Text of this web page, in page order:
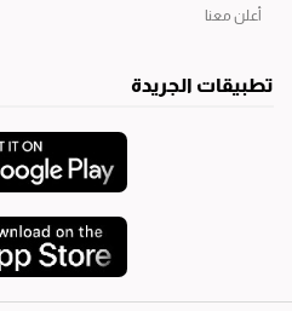
أعلن معنا
تطبيقات الجريدة